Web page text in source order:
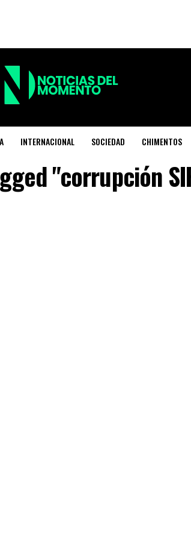
INTERNACIONAL SOCIEDAD CHIMENTOS
"corrupción